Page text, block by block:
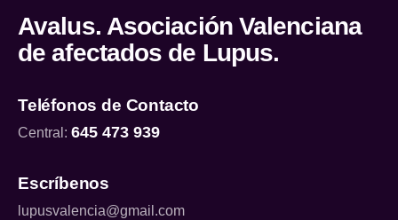
Avalus. Asociación Valenciana
de afectados de Lupus.
Teléfonos de Contacto
Central: 645 473 939
Escríbenos
lupusvalencia@gmail.com